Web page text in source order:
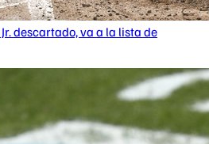
descartado, va a la lista de